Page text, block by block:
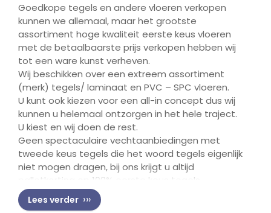
Goedkope tegels en andere vloeren verkopen
kunnen we allemaal, maar het grootste
assortiment hoge kwaliteit eerste keus vloeren
met de betaalbaarste prijs verkopen hebben wij
tot een ware kunst verheven.
Wij beschikken over een extreem assortiment
(merk) tegels/ laminaat en PVC – SPC vloeren.
U kunt ook kiezen voor een all-in concept dus wij
kunnen u helemaal ontzorgen in het hele traject.
U kiest en wij doen de rest.
Geen spectaculaire vechtaanbiedingen met
tweede keus tegels die het woord tegels eigenlijk
niet mogen dragen, bij ons krijgt u altijd
palletkorting op 100% eerste keus tegels.
Wij werken met prijstickets van de leverancier,
Lees verder